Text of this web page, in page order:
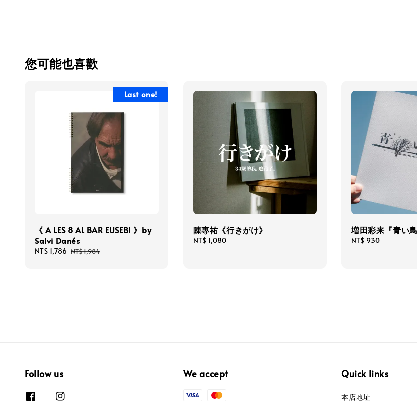
您可能也喜歡
Last one!
《 A LES 8 AL BAR EUSEBI 》by
Salvi Danés
Sale
NT$ 1,786 Regular
NT$ 1,984
陳專祐《行きがけ》
Regular
NT$ 1,080
増田彩来『青い鳥
Regular
NT$ 930
Follow us We accept Quick links
本店地址